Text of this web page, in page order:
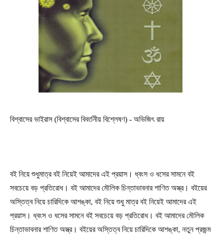
বিশ্বাসের ভাইরাস (বিশ্বাসের বিবর্তনীয় বিশ্লেষণ) - অভিজিৎ রায়
বই নিয়ে শুধুমাত্র বই নিয়েই আমাদের এই প্রয়াস। ধ্বংস ও ধসের সামনে বই
সবচেয়ে বড় প্রতিরোধ। বই আমাদের মৌলিক চিন্তাভাবনার শাণিত অস্ত্র। বইয়ের
অস্তিত্ব নিয়ে চারিদিকে আশঙ্কা, বই নিয়ে শুধু মাত্র বই নিয়েই আমাদের এই
প্রয়াস। ধ্বংস ও ধসের সামনে বই সবচেয়ে বড় প্রতিরোধ। বই আমাদের মৌলিক
চিন্তাভাবনার শাণিত অস্ত্র। বইয়ের অস্তিত্ব নিয়ে চারিদিকে আশঙ্কা, নতুন প্রজন্ম